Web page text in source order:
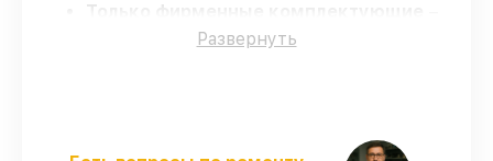
Только фирменные комплектующие
для всех видов сервиса применяются
–
Развернуть